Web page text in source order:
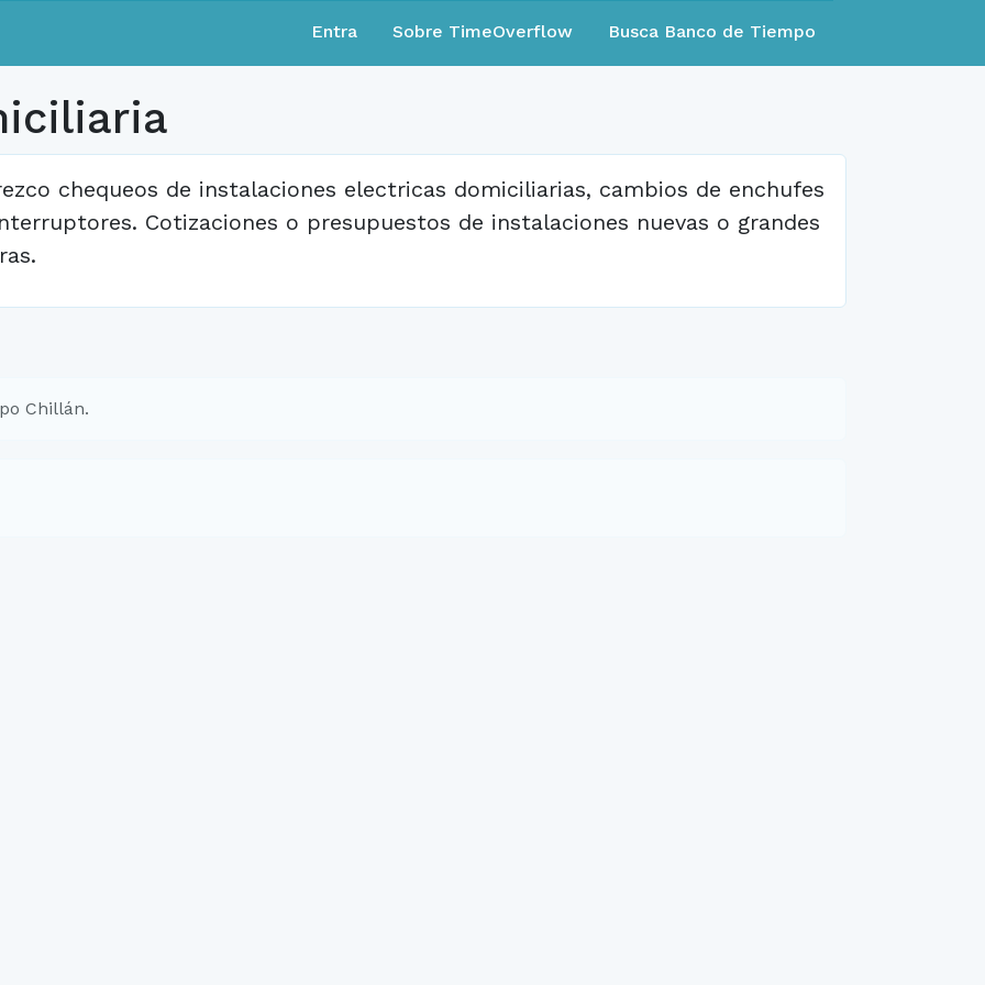
Entra Sobre TimeOverflow Busca Banco de Tiempo
chequeos de instalaciones electricas domiciliarias, cambios de enchufes
Cotizaciones o presupuestos de instalaciones nuevas o grandes
Chillán.